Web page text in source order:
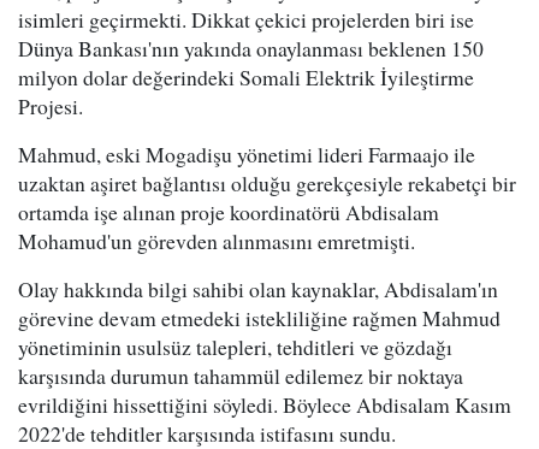
isimleri geçirmekti. Dikkat çekici projelerden biri ise
Dünya Bankası'nın yakında onaylanması beklenen 150
milyon dolar değerindeki Somali Elektrik İyileştirme
Projesi.
Mahmud, eski Mogadişu yönetimi lideri Farmaajo ile
uzaktan aşiret bağlantısı olduğu gerekçesiyle rekabetçi bir
ortamda işe alınan proje koordinatörü Abdisalam
Mohamud'un görevden alınmasını emretmişti.
Olay hakkında bilgi sahibi olan kaynaklar, Abdisalam'ın
görevine devam etmedeki istekliliğine rağmen Mahmud
yönetiminin usulsüz talepleri, tehditleri ve gözdağı
karşısında durumun tahammül edilemez bir noktaya
evrildiğini hissettiğini söyledi. Böylece Abdisalam Kasım
2022'de tehditler karşısında istifasını sundu.